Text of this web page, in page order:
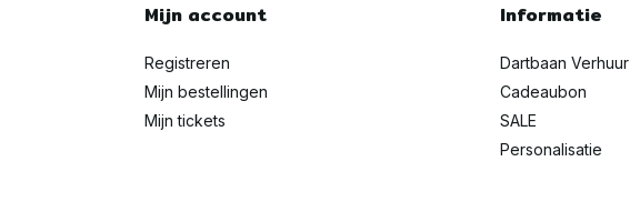
Mijn account
Registreren
Mijn bestellingen
Mijn tickets
Informatie
Dartbaan Verhuur
Cadeaubon
SALE
Personalisatie